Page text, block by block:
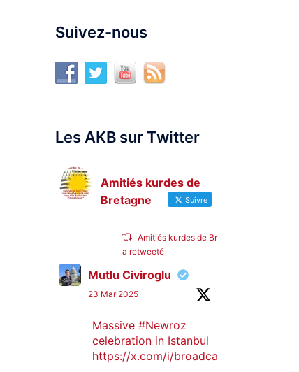
Suivez-nous
Les AKB sur Twitter
Amitiés kurdes de
Bretagne
Suivre
Amitiés kurdes de Bretagne
a retweeté
Mutlu Civiroglu
23 Mar 2025
Massive #Newroz
celebration in Istanbul
https://x.com/i/broadcasts/